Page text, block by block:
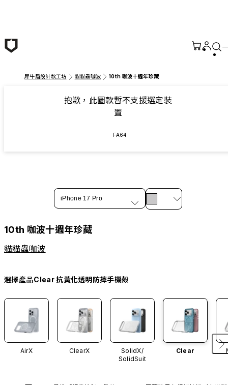
犀牛盾設計款工坊 貓貓蟲咖波 10th 咖波十週年珍藏
抱歉，此圖款暫不支援選定裝
置
FA64
iPhone 17 Pro
10th 咖波十週年珍藏
貓貓蟲咖波
選擇產品Clear 抗黃化透明防摔手機殼
AirX ClearX
SolidX/
SolidSuit
Clear